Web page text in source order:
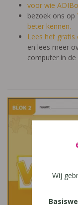
voor wie
bezoek ons op
beter kennen.
Lees het gratis
en lees meer
computer in
Wij